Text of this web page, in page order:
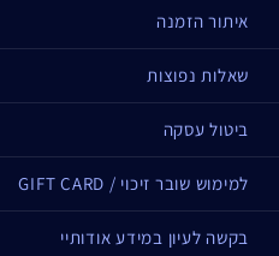
איתור הזמנה
שאלות נפוצות
ביטול עסקה
למימוש שובר זיכוי / GIFT CARD
בקשה לעיון במידע אודותיי